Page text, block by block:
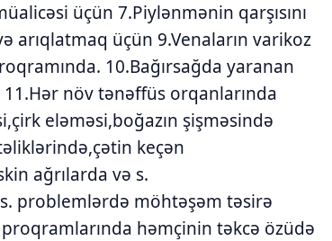
üçün 7.Piylənmənin qarşısını
arıqlatmaq üçün 9.Venaların varikoz
10.Bağırsağda yaranan
növ tənəffüs orqanlarında
eləməsi,boğazın şişməsində
keçən
ağrılarda və s.
problemlərdə möhtəşəm təsirə
həmçinin təkcə özüdə